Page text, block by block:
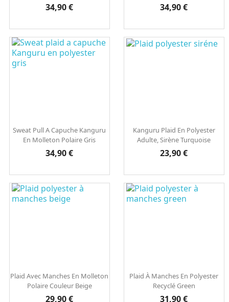
Prix
34,90 € Prix
34,90 €
Sweat Pull A Capuche Kanguru
En Molleton Polaire Gris
Prix
34,90 €
Kanguru Plaid En Polyester
Adulte, Sirène Turquoise
Prix
23,90 €
Plaid Avec Manches En Molleton
Polaire Couleur Beige
Prix
29,90 €
Plaid À Manches En Polyester
Recyclé Green
Prix
31,90 €